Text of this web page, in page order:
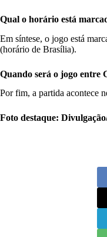
Qual o horário está
Em síntese, o jogo está
(horário de Brasília).
Quando será o jogo entre
Por fim, a partida acontece
Foto destaque: